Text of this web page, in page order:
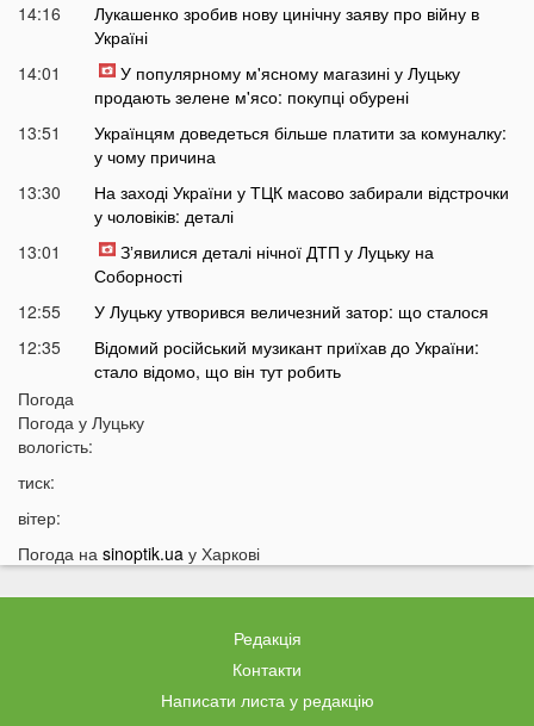
14:16
Лукашенко зробив нову цинічну заяву про війну в
Україні
14:01
У популярному м'ясному магазині у Луцьку
продають зелене м'ясо: покупці обурені
13:51
Українцям доведеться більше платити за комуналку:
у чому причина
13:30
На заході України у ТЦК масово забирали відстрочки
у чоловіків: деталі
13:01
Зʼявилися деталі нічної ДТП у Луцьку на
Соборності
12:55
У Луцьку утворився величезний затор: що сталося
12:35
Відомий російський музикант приїхав до України:
стало відомо, що він тут робить
12:06
зробили важливе попередження
11:05
полиць магазинів
ТЦК отримають нові дані про українців: під контроль
потраплять навіть ті, хто за кордоном
На війні загинув волинянин, якого 16 місяців
Погода
Погода у Луцьку
вологість:
тиск:
вітер:
Погода на sinoptik.ua у Харкові
Редакція
Контакти
Написати листа у редакцію